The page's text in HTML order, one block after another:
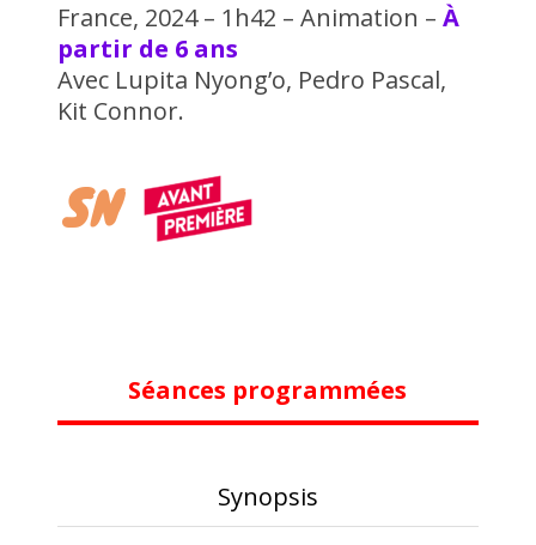
France, 2024 – 1h42 – Animation –À
partir de 6 ans
Avec Lupita Nyong’o, Pedro Pascal,
Kit Connor.
Séances programmées
Synopsis